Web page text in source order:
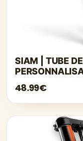
SIAM | TUBE
48.99€